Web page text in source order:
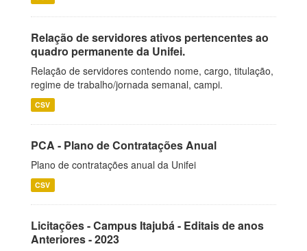
Relação de servidores ativos pertencentes ao
quadro permanente da Unifei.
Relação de servidores contendo nome, cargo, titulação,
regime de trabalho/jornada semanal, campi.
CSV
PCA - Plano de Contratações Anual
Plano de contratações anual da Unifei
CSV
Licitações - Campus Itajubá - Editais de anos
Anteriores - 2023